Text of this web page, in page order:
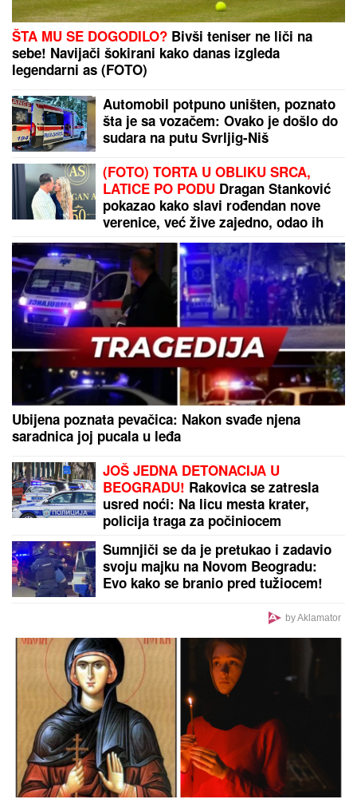
ŠTA MU SE DOGODILO? Bivši teniser ne liči na
sebe! Navijači šokirani kako danas izgleda
legendarni as (FOTO)
Automobil potpuno uništen, poznato
šta je sa vozačem: Ovako je došlo do
sudara na putu Svrljig-Niš
(FOTO) TORTA U OBLIKU SRCA,
LATICE PO PODU Dragan Stanković
pokazao kako slavi rođendan nove
verenice, već žive zajedno, odao ih
jedan detalj
Ubijena poznata pevačica: Nakon svađe njena
saradnica joj pucala u leđa
JOŠ JEDNA DETONACIJA U
BEOGRADU! Rakovica se zatresla
usred noći: Na licu mesta krater,
policija traga za počiniocem
Sumnjiči se da je pretukao i zadavio
svoju majku na Novom Beogradu:
Evo kako se branio pred tužiocem!
by Aklamator